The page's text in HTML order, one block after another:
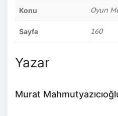
Konu Oyun
Sayfa 160
Yazar
Murat